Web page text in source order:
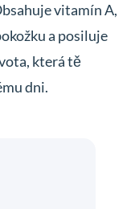
vitamín A,
a posiluje
která tě
dni.